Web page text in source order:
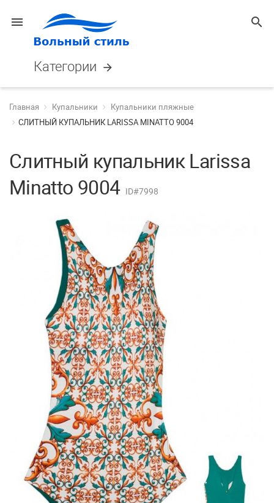
menu search
Категории arrow_forward
Главная Купальники
Купальники пляжные
СЛИТНЫЙ КУПАЛЬНИК LARISSA MINATTO 9004
Слитный купальник Larissa
Minatto 9004 ID#7998